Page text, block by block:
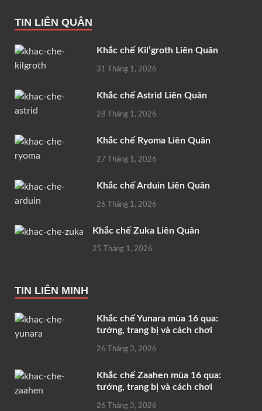
TIN LIÊN QUÂN
Khắc chế Kil’groth Liên Quân
31 Tháng 1, 2026
Khắc chế Astrid Liên Quân
28 Tháng 1, 2026
Khắc chế Ryoma Liên Quân
27 Tháng 1, 2026
Khắc chế Arduin Liên Quân
26 Tháng 1, 2026
Khắc chế Zuka Liên Quân
25 Tháng 1, 2026
TIN LIÊN MINH
Khắc chế Yunara mùa 16 qua:
tướng, trang bị và cách chơi
26 Tháng 3, 2026
Khắc chế Zaahen mùa 16 qua:
tướng, trang bị và cách chơi
26 Tháng 3, 2026